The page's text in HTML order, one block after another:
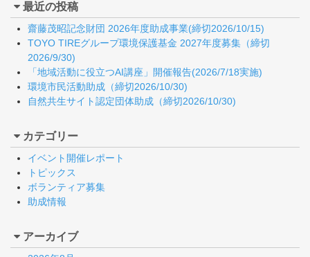
最近の投稿
齋藤茂昭記念財団 2026年度助成事業(締切2026/10/15)
TOYO TIREグループ環境保護基金 2027年度募集（締切
2026/9/30)
「地域活動に役立つAI講座」開催報告(2026/7/18実施)
環境市民活動助成（締切2026/10/30)
自然共生サイト認定団体助成（締切2026/10/30)
カテゴリー
イベント開催レポート
トピックス
ボランティア募集
助成情報
アーカイブ